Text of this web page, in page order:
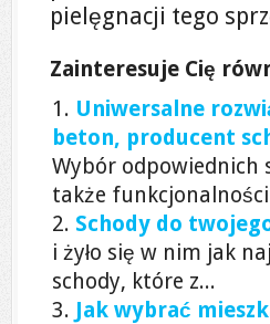
pielęgnacji tego
Zainteresuje Cię
Uniwersalne
beton, producent
Wybór odpowiednich
także
Schody do
i żyło się w nim jak
schody, które z...
Jak wybrać